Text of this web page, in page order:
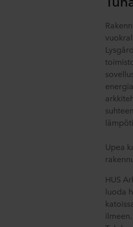
Upea
HUS
luoda